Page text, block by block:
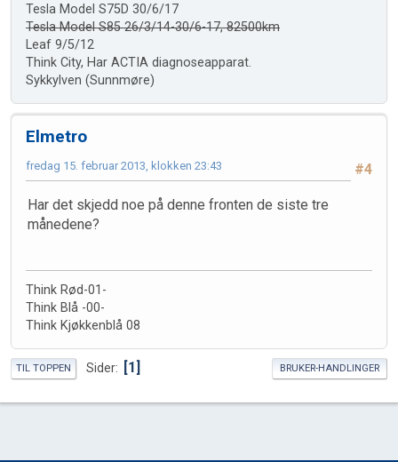
Tesla Model S75D 30/6/17
Tesla Model S85 26/3/14-30/6-17, 82500km
Leaf 9/5/12
Think City, Har ACTIA diagnoseapparat.
Sykkylven (Sunnmøre)
Elmetro
#4
fredag 15. februar 2013, klokken 23:43
Har det skjedd noe på denne fronten de siste tre
månedene?
Think Rød-01-
Think Blå -00-
Think Kjøkkenblå 08
TIL TOPPEN Sider 1 BRUKER-HANDLINGER